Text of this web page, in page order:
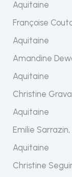
Aquitaine
Françoise
Aquitaine
Amandine
Aquitaine
Christine
Aquitaine
Emilie
Aquitaine
Christine